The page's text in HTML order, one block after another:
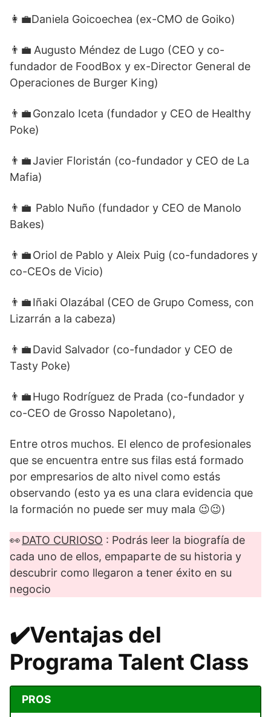
👩‍💼Daniela Goicoechea (ex-CMO de Goiko)
👨‍💼 Augusto Méndez de Lugo (CEO y co-
fundador de FoodBox y ex-Director General de
Operaciones de Burger King)
👨‍💼 Gonzalo Iceta (fundador y CEO de Healthy
Poke)
👨‍💼 Javier Floristán (co-fundador y CEO de La
Mafia)
👨‍💼 Pablo Nuño (fundador y CEO de Manolo
Bakes)
👨‍💼 Oriol de Pablo y Aleix Puig (co-fundadores y
co-CEOs de Vicio)
👨‍💼 Iñaki Olazábal (CEO de Grupo Comess, con
Lizarrán a la cabeza)
👨‍💼 David Salvador (co-fundador y CEO de
Tasty Poke)
👨‍💼 Hugo Rodríguez de Prada (co-fundador y
co-CEO de Grosso Napoletano),
Entre otros muchos. El elenco de profesionales
que se encuentra entre sus filas está formado
por empresarios de alto nivel como estás
observando (esto ya es una clara evidencia que
la formación no puede ser muy mala 😉😉)
👀DATO CURIOSO : Podrás leer la biografía de
cada uno de ellos, empaparte de su historia y
descubrir como llegaron a tener éxito en su
negocio
✔️Ventajas del
Programa Talent Class
PROS